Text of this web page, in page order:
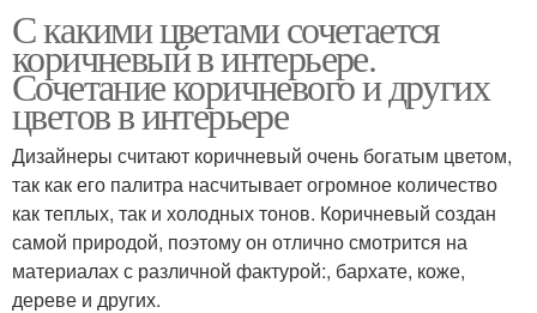
С какими цветами сочетается
коричневый в интерьере.
Сочетание коричневого и других
цветов в интерьере
Дизайнеры считают коричневый очень богатым цветом,
так как его палитра насчитывает огромное количество
как теплых, так и холодных тонов. Коричневый создан
самой природой, поэтому он отлично смотрится на
материалах с различной фактурой:, бархате, коже,
дереве и других.